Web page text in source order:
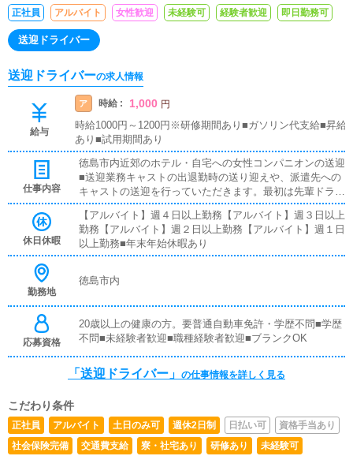
正社員 アルバイト 女性歓迎 未経験可 経験者歓迎 即日勤務可
送迎ドライバー
送迎ドライバーの求人情報
給与
ア 時給 : 1,000 円
時給1000円～1200円※研修期間あり■ガソリン代支給■昇給
あり■試用期間あり
仕事内容
徳島市内近郊のホテル・自宅への女性コンパニオンの送迎
■送迎業務キャストの出退勤時の送り迎えや、派遣先への
キャストの送迎を行っていただきます。最初は先輩ドライ
バーと同乗して行動し、業務の流れを覚えていただきます
ので、未経験の方でも安心して働けます。お客様と対面で
接客をお願いすることはありません。ガソリン代・高速代
は支給します。■清掃業務送迎業務の空き時間に、事務所
使うお車の清掃もお願いします。
休日休暇
【アルバイト】週４日以上勤務【アルバイト】週３日以上
勤務【アルバイト】週２日以上勤務【アルバイト】週１日
以上勤務■年末年始休暇あり
勤務地
徳島市内
応募資格
20歳以上の健康の方。要普通自動車免許・学歴不問■学歴
不問■未経験者歓迎■職種経験者歓迎■ブランクOK
「送迎ドライバー」 の仕事情報を詳しく見る
こだわり条件
正社員 アルバイト 土日のみ可 週休2日制 日払い可
資格手当あり
社会保険完備
交通費支給 寮・社宅あり 研修あり
未経験可